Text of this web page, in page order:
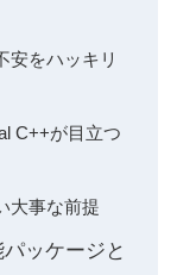
安をハッキリ
C++が目立つ
大事な前提
ッケージと